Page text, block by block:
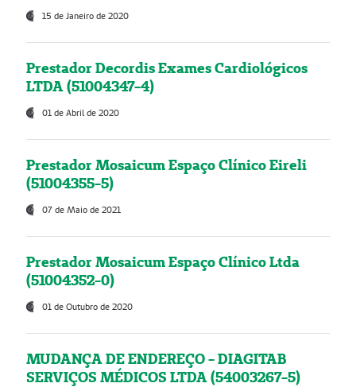
15 de Janeiro de 2020
Prestador Decordis Exames Cardiológicos
LTDA (51004347-4)
01 de Abril de 2020
Prestador Mosaicum Espaço Clínico Eireli
(51004355-5)
07 de Maio de 2021
Prestador Mosaicum Espaço Clínico Ltda
(51004352-0)
01 de Outubro de 2020
MUDANÇA DE ENDEREÇO - DIAGITAB
SERVIÇOS MÉDICOS LTDA (54003267-5)